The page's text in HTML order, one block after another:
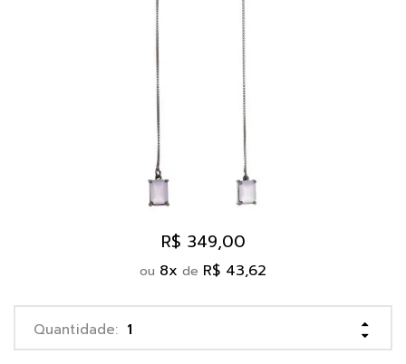
R$ 349,00
ou 8x de R$ 43,62